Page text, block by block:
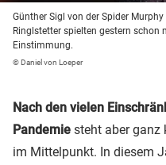
Günther Sigl von der Spider
Ringlstetter spielten gestern schon
Einstimmung.
© Daniel von Loeper
Nach den vielen
Pandemie steht aber ganz
im Mittelpunkt. In diesem